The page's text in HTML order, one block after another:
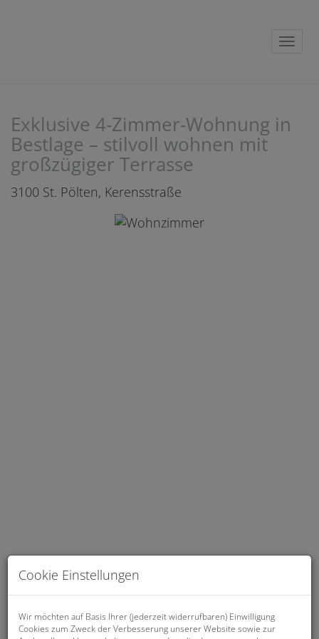
Exklusive 4-Zimmer-Wohnung in
Bestlage – stilvoll wohnen mit
großzügiger Terrasse
3100 St. Pölten, Kerensstraße
Cookie Einstellungen
Wir möchten auf Basis Ihrer (jederzeit widerrufbaren) Einwilligung
Cookies zum Zweck der Verbesserung unserer Website sowie zur